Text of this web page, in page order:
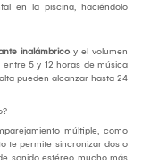
en la piscina, haciéndolo
inalámbrico y el volumen
5 y 12 horas de música
pueden alcanzar hasta 24
múltiple, como
te permite sincronizar dos o
sonido estéreo mucho más